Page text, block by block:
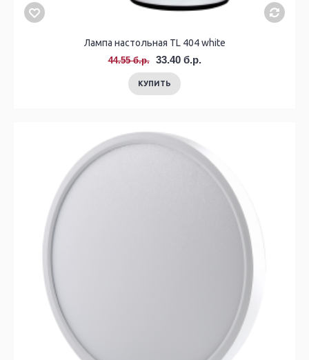
Лампа настольная TL 404 white
44.55 б.р. 33.40 б.р.
КУПИТЬ